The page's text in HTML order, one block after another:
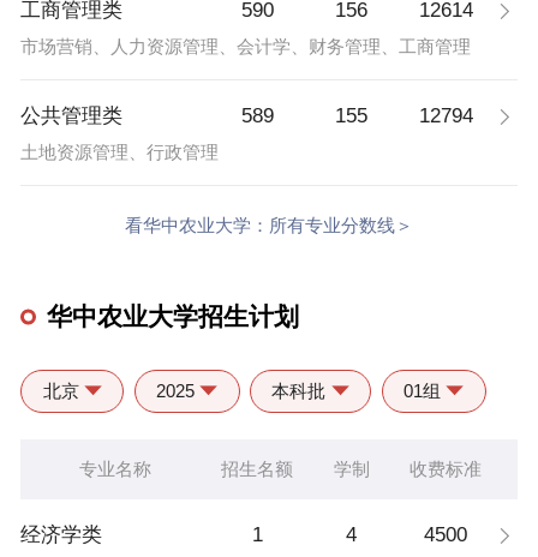
工商管理类 590 156 12614
市场营销、人力资源管理、会计学、财务管理、工商管理
公共管理类 589 155 12794
土地资源管理、行政管理
看华中农业大学：所有专业分数线＞
华中农业大学招生计划
北京 2025 本科批 01组
专业名称 招生名额 学制 收费标准
经济学类 1 4 4500